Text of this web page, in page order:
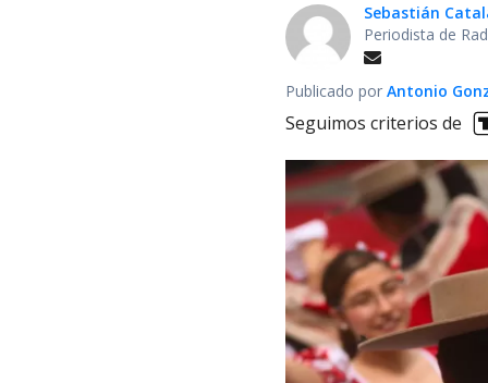
Sebastián
Periodista de
Publicado por Antonio
Seguimos criterios de